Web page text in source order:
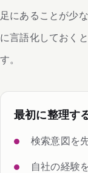
足にあることが少
に言語化しておく
す。
最初に整理す
検索意図を
自社の経験